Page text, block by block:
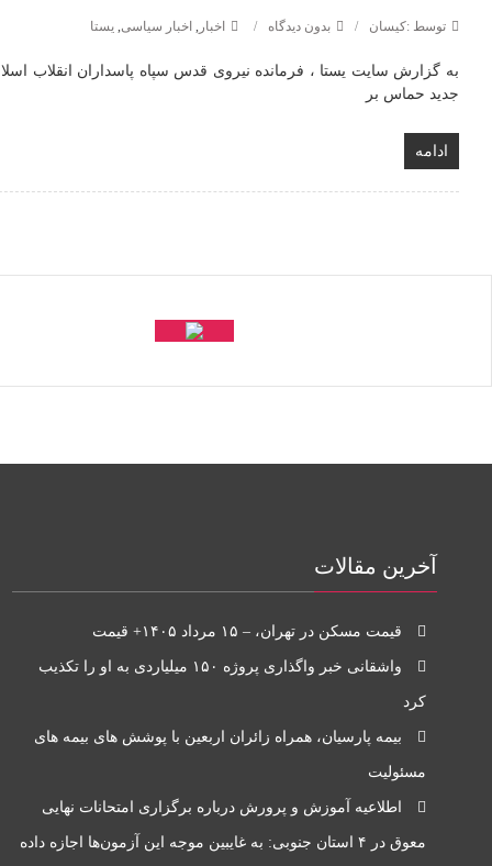
توسط :کیسان بدون دیدگاه اخبار , اخبار سیاسی, یستا
به گزارش سایت یستا ، فرمانده نیروی قدس سپاه پاسداران انقلاب
جدید حماس بر
ادامه
نوشته
آخرین مقالات
قیمت مسکن در تهران، – ۱۵ مرداد ۱۴۰۵+ قیمت
واشقانی خبر واگذاری پروژه ۱۵۰ میلیاردی به او را تکذیب
کرد
بیمه پارسیان، همراه زائران اربعین با پوشش های بیمه های
مسئولیت
اطلاعیه آموزش و پرورش درباره برگزاری امتحانات نهایی
معوق در ۴ استان جنوبی: به غایبین موجه این آزمون‌ها اجازه داده